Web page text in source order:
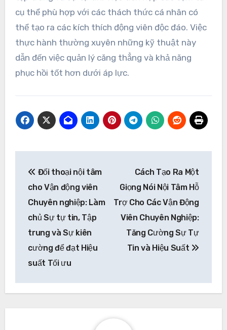
cụ thể phù hợp với các thách thức cá nhân có
thể tạo ra các kích thích động viên độc đáo. Việc
thực hành thường xuyên những kỹ thuật này
dẫn đến việc quản lý căng thẳng và khả năng
phục hồi tốt hơn dưới áp lực.
navigation
Đối thoại nội tâm
cho Vận động viên
Chuyên nghiệp: Làm
chủ Sự tự tin, Tập
trung và Sự kiên
cường để đạt Hiệu
suất Tối ưu
Cách Tạo Ra Một
Giọng Nói Nội Tâm Hỗ
Trợ Cho Các Vận Động
Viên Chuyên Nghiệp:
Tăng Cường Sự Tự
Tin và Hiệu Suất